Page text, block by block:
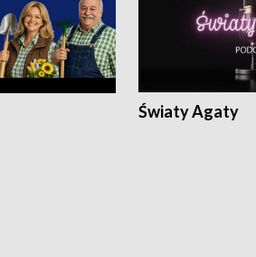
Światy Agaty